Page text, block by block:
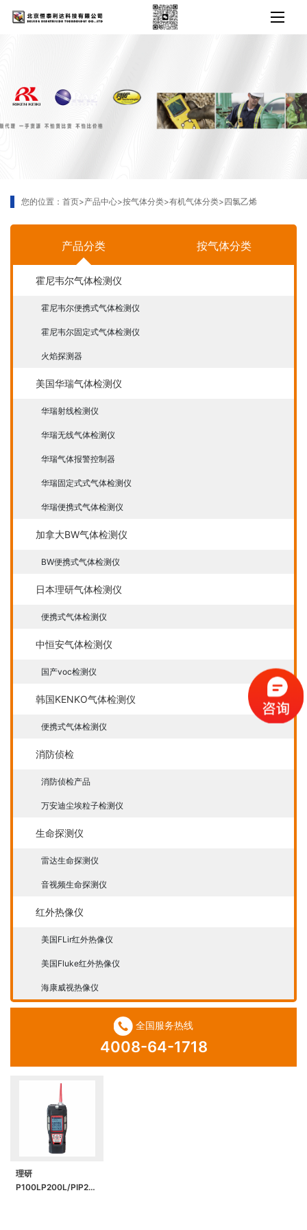
您的位置： 首页>产品中心>按气体分类>有机气体分类>四氯乙烯
产品分类 按气体分类
霍尼韦尔气体检测仪
霍尼韦尔便携式气体检测仪
霍尼韦尔固定式气体检测仪
火焰探测器
美国华瑞气体检测仪
华瑞射线检测仪
华瑞无线气体检测仪
华瑞气体报警控制器
华瑞固定式式气体检测仪
华瑞便携式气体检测仪
加拿大BW气体检测仪
BW便携式气体检测仪
日本理研气体检测仪
便携式气体检测仪
中恒安气体检测仪
国产voc检测仪
韩国KENKO气体检测仪
便携式气体检测仪
消防侦检
消防侦检产品
万安迪尘埃粒子检测仪
生命探测仪
雷达生命探测仪
音视频生命探测仪
红外热像仪
美国FLir红外热像仪
美国Fluke红外热像仪
海康威视热像仪
全国服务热线
4008-64-1718
理研
P100LP200L/PIP2L